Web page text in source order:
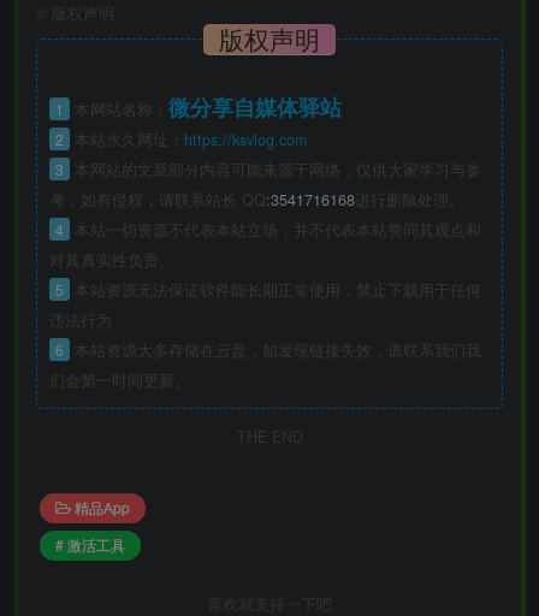
版权声明
版权声明
1 本网站名称： 微分享自媒体驿站
2 本站永久网址： https://ksvlog.com
3
本网站的文章部分内容可能来源于网络，仅供大家学习与参
考，如有侵权，请联系站长 QQ:3541716168 进行删除处理。
4
本站一切资源不代表本站立场，并不代表本站赞同其观点和
对其真实性负责。
5
本站资源无法保证软件能长期正常使用，禁止下载用于任何
违法行为
6
本站资源大多存储在云盘，如发现链接失效，请联系我们我
们会第一时间更新。
THE END
精品App
# 激活工具
喜欢就支持一下吧